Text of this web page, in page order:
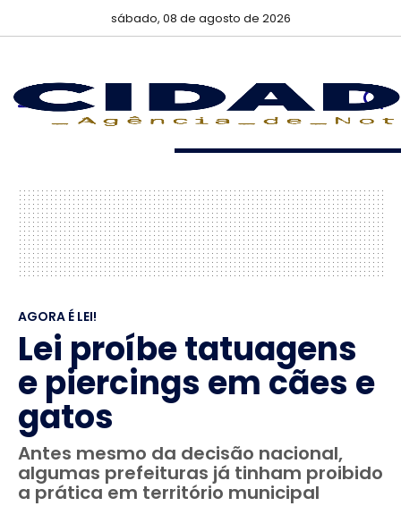
sábado, 08 de agosto de 2026
AGORA É LEI!
Lei proíbe tatuagens
e piercings em cães e
gatos
Antes mesmo da decisão nacional,
algumas prefeituras já tinham proibido
a prática em território municipal